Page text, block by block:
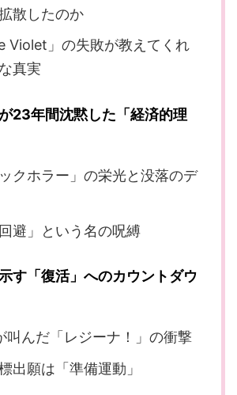
散したのか
Violet」の失敗が教えてくれ
真実
23年間沈黙した「経済的理
ックホラー」の栄光と没落のデ
回避」という名の呪縛
す「復活」へのカウントダウ
叫んだ「レジーナ！」の衝撃
出願は「準備運動」